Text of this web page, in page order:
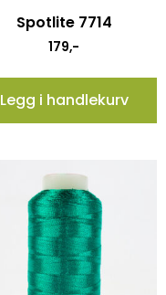
Spotlite 7714
179,-
Legg i handlekurv